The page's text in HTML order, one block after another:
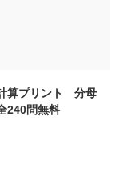
算プリント 分母
240問無料